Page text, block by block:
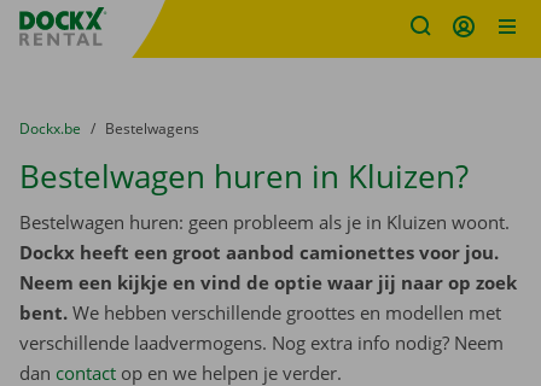
Fratello DEMO
U bevindt zich hier:
van
Dockx.be naar
Bestelwagens
Bestelwagen huren in Kluizen?
Bestelwagen huren: geen probleem als je in Kluizen woont.
Dockx heeft een groot aanbod camionettes voor jou.
Neem een kijkje en vind de optie waar jij naar op zoek
bent. We hebben verschillende groottes en modellen met
verschillende laadvermogens. Nog extra info nodig? Neem
dan contact op en we helpen je verder.